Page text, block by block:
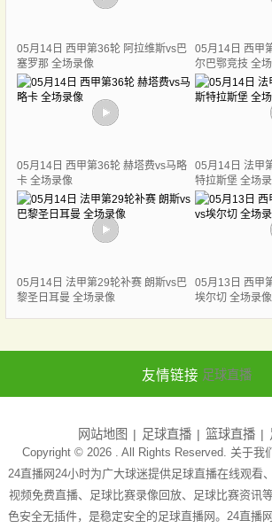
05月14日 西甲第36轮 阿拉维斯vs巴
塞罗那 全场录像
05月14日 西甲
尔巴鄂竞技 全
05月14日 西甲第36轮 赫塔费vs马略
卡 全场录像
05月14日 法甲
特拉斯堡 全场
05月14日 法甲第29轮补赛 朗斯vs巴
黎圣日耳曼 全场录像
05月13日 西甲
埃尔切 全场录像
友情链接 足球直播
网站地图 足球直播 篮球直播
Copyright © 2026 . All Rights Reserved. 关于我
24直播网24小时为广大球迷提供足球直播在线观看
视频免费直播、足球比赛录像回放、足球比赛资讯
色安全无插件，是稳定安全的足球直播网。24直播